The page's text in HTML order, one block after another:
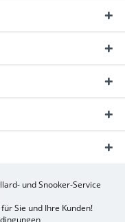
und Snooker-Service
Sie und Ihre Kunden!